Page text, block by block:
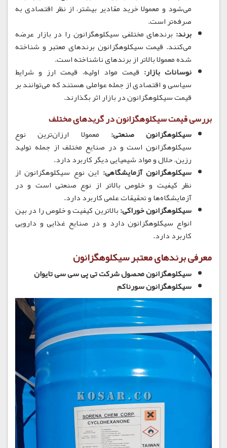
می‌شود و معمولا خرید مقادیر بیشتر، از نظر اقتصادی به
صرفه‌تر است.
برند: برندهای مختلفی سیکلوهگزانون را در بازار عرضه
می‌کنند. قیمت سیکلوهگزانون برندهای معتبر و شناخته
شده معمولا بالاتر از برندهای ناشناخته است.
نوسانات بازار: قیمت مواد اولیه، قیمت ارز و شرایط
سیاسی و اقتصادی از جمله عواملی هستند که می‌توانند بر
قیمت سیکلوهگزانون در بازار اثر بگذارند.
بررسی قیمت سیکلوهگزانون در گریدهای مختلف
سیکلوهگزانون صنعتی:
معمولا ارزان‌ترین نوع
سیکلوهگزانون است و در صنایع مختلف از جمله تولید
رزین، حلال و مواد شیمیایی دیگر کاربرد دارد.
سیکلوهگزانون آزمایشگاهی: این نوع سیکلوهگزانون از
نظر کیفیت و خلوص بالاتر از نوع صنعتی است و در
آزمایشگاه‌ها و تحقیقات علمی کاربرد دارد.
سیکلوهگزانون خوراکی:بالاترین کیفیت و خلوص را در بین
انواع سیکلوهگزانون دارد و در صنایع غذایی و دارویی
کاربرد دارد.
معرفی برندهای معتبر سیکلوهگزانون
سیکلوهگزانون محصول شرکت تی پی سی سی تایوان
سیکلوهگزانون سورناکم